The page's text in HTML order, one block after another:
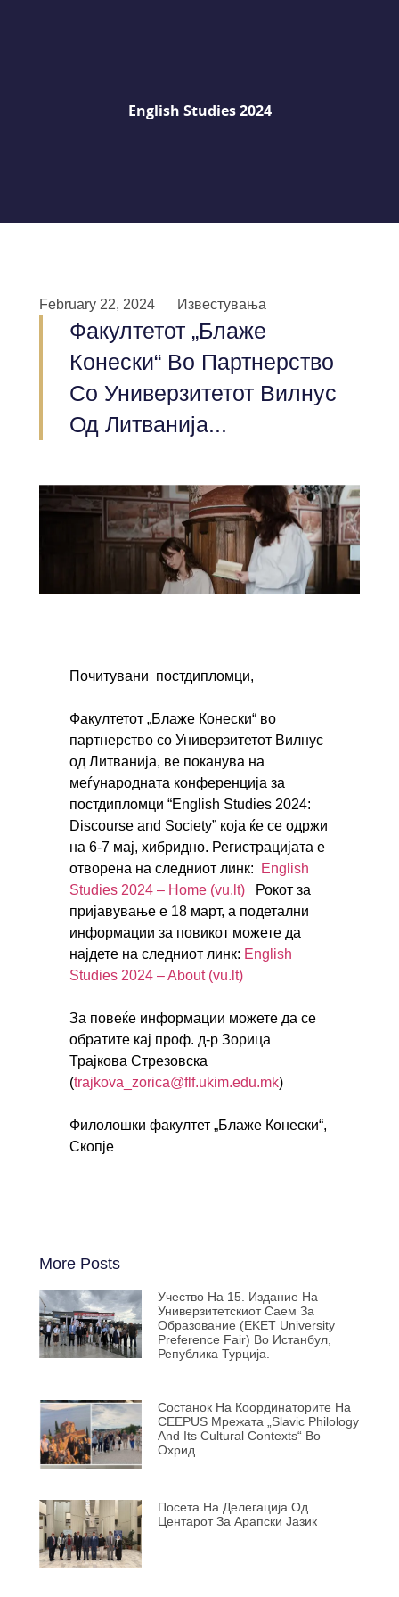
English Studies 2024
February 22, 2024 Известувања
Факултетот „Блаже
Конески“ Во Партнерство
Со Универзитетот Вилнус
Од Литванија...
Почитувани постдипломци,
Факултетот „Блаже Конески“ во
партнерство со Универзитетот Вилнус
од Литванија, ве поканува на
меѓународната конференција за
постдипломци “English Studies 2024:
Discourse and Society” која ќе се одржи
на 6-7 мај, хибридно. Регистрацијата е
отворена на следниот линк:
English
Studies 2024 – Home (vu.lt) Рокот за
пријавување е 18 март, а подетални
информации за повикот можете да
најдете на следниот линк: English
Studies 2024 – About (vu.lt)
За повеќе информации можете да се
обратите кај проф. д-р Зорица
Трајкова Стрезовска
(trajkova_zorica@flf.ukim.edu.mk)
Филолошки факултет „Блаже Конески“,
Скопје
More Posts
Учество На 15. Издание На
Универзитетскиот Саем За
Образование (EKET University
Preference Fair) Во Истанбул,
Република Турција.
Состанок На Координаторите На
CEEPUS Мрежата „Slavic Philology
And Its Cultural Contexts“ Во
Охрид
Посета На Делегација Од
Центарот За Арапски Јазик